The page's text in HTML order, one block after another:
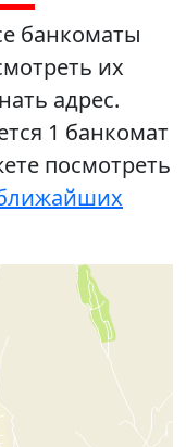
банкоматы
их
адрес.
1 банкомат
посмотреть